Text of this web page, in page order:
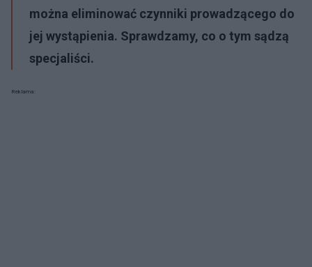
można eliminować czynniki prowadzącego do
jej wystąpienia. Sprawdzamy, co o tym sądzą
specjaliści.
Reklama: